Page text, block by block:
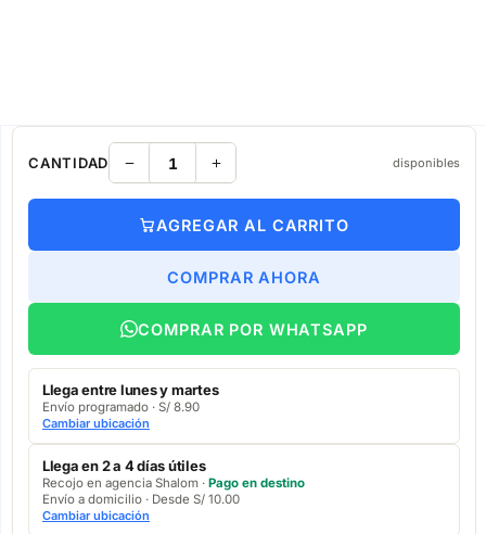
CANTIDAD disponibles
AGREGAR AL CARRITO
COMPRAR AHORA
COMPRAR POR WHATSAPP
Llega entre lunes y martes
Envío programado · S/ 8.90
Cambiar ubicación
Llega en 2 a 4 días útiles
Recojo en agencia Shalom · Pago en destino
Envío a domicilio · Desde S/ 10.00
Cambiar ubicación